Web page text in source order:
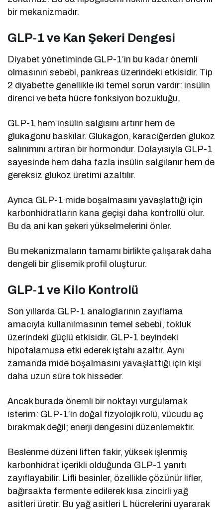
bir mekanizmadır.
GLP-1 ve Kan Şekeri Dengesi
Diyabet yönetiminde GLP-1’in bu kadar önemli
olmasının sebebi, pankreas üzerindeki etkisidir. Tip
2 diyabette genellikle iki temel sorun vardır: insülin
direnci ve beta hücre fonksiyon bozukluğu.
GLP-1 hem insülin salgısını artırır hem de
glukagonu baskılar. Glukagon, karaciğerden glukoz
salınımını artıran bir hormondur. Dolayısıyla GLP-1
sayesinde hem daha fazla insülin salgılanır hem de
gereksiz glukoz üretimi azaltılır.
Ayrıca GLP-1 mide boşalmasını yavaşlattığı için
karbonhidratların kana geçişi daha kontrollü olur.
Bu da ani kan şekeri yükselmelerini önler.
Bu mekanizmaların tamamı birlikte çalışarak daha
dengeli bir glisemik profil oluşturur.
GLP-1 ve Kilo Kontrolü
Son yıllarda GLP-1 analoglarının zayıflama
amacıyla kullanılmasının temel sebebi, tokluk
üzerindeki güçlü etkisidir. GLP-1 beyindeki
hipotalamusa etki ederek iştahı azaltır. Aynı
zamanda mide boşalmasını yavaşlattığı için kişi
daha uzun süre tok hisseder.
Ancak burada önemli bir noktayı vurgulamak
isterim: GLP-1’in doğal fizyolojik rolü, vücudu aç
bırakmak değil; enerji dengesini düzenlemektir.
Beslenme düzeni liften fakir, yüksek işlenmiş
karbonhidrat içerikli olduğunda GLP-1 yanıtı
zayıflayabilir. Lifli besinler, özellikle çözünür lifler,
bağırsakta fermente edilerek kısa zincirli yağ
asitleri üretir. Bu yağ asitleri L hücrelerini uyararak